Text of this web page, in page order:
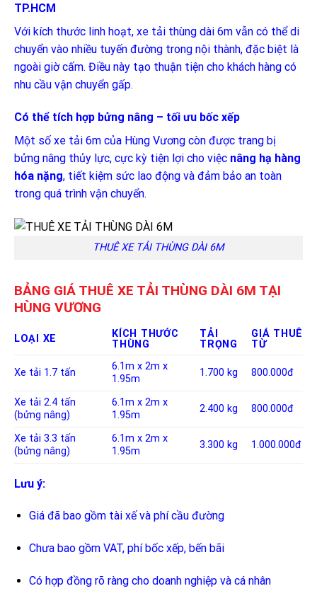
TP.HCM
Với kích thước linh hoạt, xe tải thùng dài 6m vẫn có thể di
chuyển vào nhiều tuyến đường trong nội thành, đặc biệt là
ngoài giờ cấm. Điều này tạo thuận tiện cho khách hàng có
nhu cầu vận chuyển gấp.
Có thể tích hợp bửng nâng – tối ưu bốc xếp
Một số xe tải 6m của Hùng Vương còn được trang bị
bửng nâng thủy lực, cực kỳ tiện lợi cho việc nâng hạ hàng
hóa nặng, tiết kiệm sức lao động và đảm bảo an toàn
trong quá trình vận chuyển.
THUÊ XE TẢI THÙNG DÀI 6M
BẢNG GIÁ THUÊ XE TẢI THÙNG DÀI 6M TẠI
HÙNG VƯƠNG
LOẠI XE
KÍCH THƯỚC
THÙNG
TẢI
TRỌNG
GIÁ THUÊ
TỪ
Xe tải 1.7 tấn
6.1m x 2m x
1.95m
1.700 kg 800.000đ
Xe tải 2.4 tấn
(bửng nâng)
6.1m x 2m x
1.95m
2.400 kg 800.000đ
Xe tải 3.3 tấn
(bửng nâng)
6.1m x 2m x
1.95m
3.300 kg 1.000.000đ
Lưu ý:
Giá đã bao gồm tài xế và phí cầu đường
Chưa bao gồm VAT, phí bốc xếp, bến bãi
Có hợp đồng rõ ràng cho doanh nghiệp và cá nhân